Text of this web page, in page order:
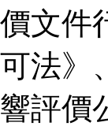
價文件
可法》
響評價